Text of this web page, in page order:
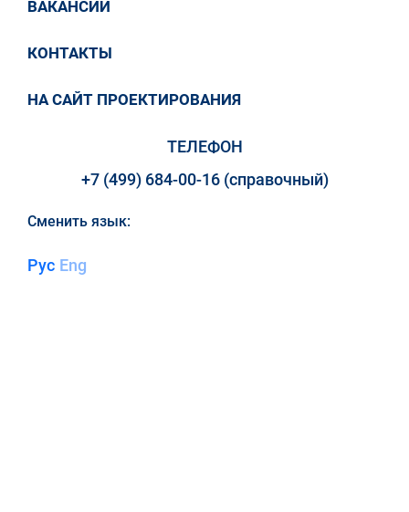
ВАКАНСИИ
КОНТАКТЫ
НА САЙТ ПРОЕКТИРОВАНИЯ
ТЕЛЕФОН
+7 (499) 684-00-16 (справочный)
Сменить язык:
Рус Eng